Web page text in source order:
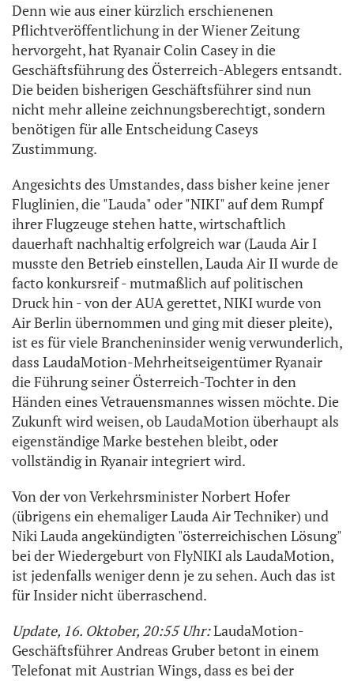
Denn wie aus einer kürzlich erschienenen
Pflichtveröffentlichung in der Wiener Zeitung
hervorgeht, hat Ryanair Colin Casey in die
Geschäftsführung des Österreich-Ablegers entsandt.
Die beiden bisherigen Geschäftsführer sind nun
nicht mehr alleine zeichnungsberechtigt, sondern
benötigen für alle Entscheidung Caseys
Zustimmung.
Angesichts des Umstandes, dass bisher keine jener
Fluglinien, die "Lauda" oder "NIKI" auf dem Rumpf
ihrer Flugzeuge stehen hatte, wirtschaftlich
dauerhaft nachhaltig erfolgreich war (Lauda Air I
musste den Betrieb einstellen, Lauda Air II wurde de
facto konkursreif - mutmaßlich auf politischen
Druck hin - von der AUA gerettet, NIKI wurde von
Air Berlin übernommen und ging mit dieser pleite),
ist es für viele Brancheninsider wenig verwunderlich,
dass LaudaMotion-Mehrheitseigentümer Ryanair
die Führung seiner Österreich-Tochter in den
Händen eines Vetrauensmannes wissen möchte. Die
Zukunft wird weisen, ob LaudaMotion überhaupt als
eigenständige Marke bestehen bleibt, oder
vollständig in Ryanair integriert wird.
Von der von Verkehrsminister Norbert Hofer
(übrigens ein ehemaliger Lauda Air Techniker) und
Niki Lauda angekündigten "österreichischen Lösung"
bei der Wiedergeburt von FlyNIKI als LaudaMotion,
ist jedenfalls weniger denn je zu sehen. Auch das ist
für Insider nicht überraschend.
Update, 16. Oktober, 20:55 Uhr:LaudaMotion-
Geschäftsführer Andreas Gruber betont in einem
Telefonat mit Austrian Wings, dass es bei der